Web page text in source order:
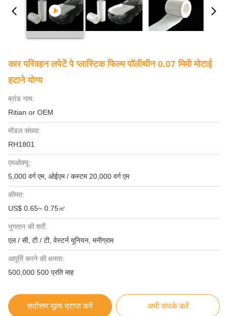
कार परिवहन लपेटें पे प्लास्टिक फिल्म पॉलीथीन 0.07 मिमी मोटाई
हटाने योग्य
ब्रांड नाम:
Ritian or OEM
मॉडल संख्या:
RH1801
एमओक्यू:
5,000 वर्ग एम, ओईएम / कस्टम 20,000 वर्ग एम
कीमत:
US$ 0.65~ 0.75㎡
भुगतान की शर्तें:
एल / सी, टी / टी, वेस्टर्न यूनियन, मनीग्राम
आपूर्ति करने की क्षमता:
500,000 500 प्रति माह
सर्वोत्तम मूल्य प्राप्त करें अभी संपर्क करें